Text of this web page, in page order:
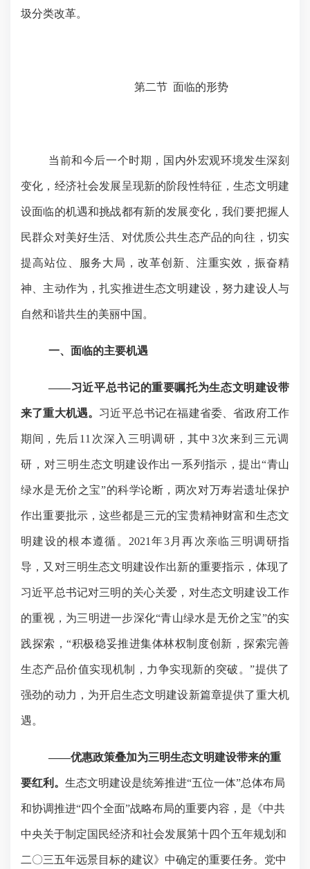
圾分类改革。
第二节 面临的形势
当前和今后一个时期，国内外宏观环境发生深刻
变化，经济社会发展呈现新的阶段性特征，生态文明建
设面临的机遇和挑战都有新的发展变化，我们要把握人
民群众对美好生活、对优质公共生态产品的向往，切实
提高站位、服务大局，改革创新、注重实效，振奋精
神、主动作为，扎实推进生态文明建设，努力建设人与
自然和谐共生的美丽中国。
一、面临的主要机遇
——习近平总书记的重要嘱托为生态文明建设带
来了重大机遇。 习近平总书记在福建省委、省政府工作
期间， 先后11 次深入三明调研，其中 3次来到三元调
研，对三明生态文明建设作出一系列指示，提出“青山
绿水是无价之宝”的科学论断， 两次对万寿岩遗址保护
作出重要批示 ，这些都是三元的宝贵精神财富和生态文
明建设的根本遵循。 2021 年3月再次亲临三明调研指
导，又对三明生态文明建设作出新的重要指示，体现了
习近平总书记对三明的关心关爱，对生态文明建设工作
的重视，为三明进一步深化“青山绿水是无价之宝”的实
践探索，“积极稳妥推进集体林权制度创新，探索完善
生态产品价值实现机制，力争实现新的突破。”提供了
强劲的动力，为开启生态文明建设新篇章提供了重大机
遇。
——优惠政策叠加为三明生态文明建设带来的重
要红利。 生态文明建设是统筹推进“五位一体”总体布局
和协调推进“四个全面”战略布局的重要内容，是《中共
中央关于制定国民经济和社会发展第十四个五年规划和
二〇三五年远景目标的建议》中确定的重要任务。党中